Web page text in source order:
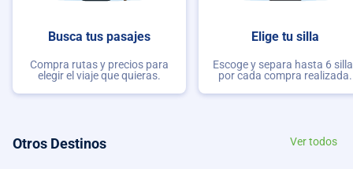
Busca tus pasajes
Compra rutas y precios para
elegir el viaje que quieras.
Elige tu silla
Escoge y separa hasta 6
por cada compra realizada.
Otros Destinos Ver todos